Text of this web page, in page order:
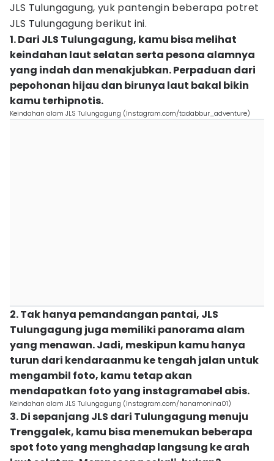
JLS Tulungagung, yuk pantengin beberapa potret
JLS Tulungagung berikut ini.
1. Dari JLS Tulungagung, kamu bisa melihat
keindahan laut selatan serta pesona alamnya
yang indah dan menakjubkan. Perpaduan dari
pepohonan hijau dan birunya laut bakal bikin
kamu terhipnotis.
Keindahan alam JLS Tulungagung (Instagram.com/tadabbur_adventure)
2. Tak hanya pemandangan pantai, JLS
Tulungagung juga memiliki panorama alam
yang menawan. Jadi, meskipun kamu hanya
turun dari kendaraanmu ke tengah jalan untuk
mengambil foto, kamu tetap akan
mendapatkan foto yang instagramabel abis.
Keindahan alam JLS Tulungagung (Instagram.com/hanamonina01)
3. Di sepanjang JLS dari Tulungagung menuju
Trenggalek, kamu bisa menemukan beberapa
spot foto yang menghadap langsung ke arah